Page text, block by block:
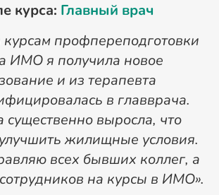
курса: Главный врач
курсам профпереподготовки
ИМО я получила новое
и из терапевта
в главврача.
существенно выросла, что
жилищные условия.
всех бывших коллег, а
на курсы в ИМО».